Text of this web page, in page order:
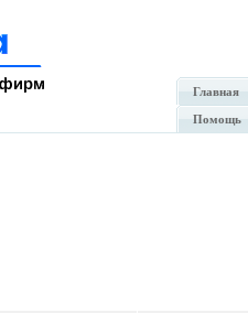
Главная
Помощь